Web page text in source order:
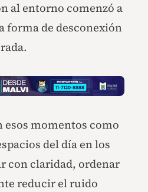
al entorno comenzó a
forma de desconexión
esos momentos como
del día en los
con claridad, ordenar
reducir el ruido